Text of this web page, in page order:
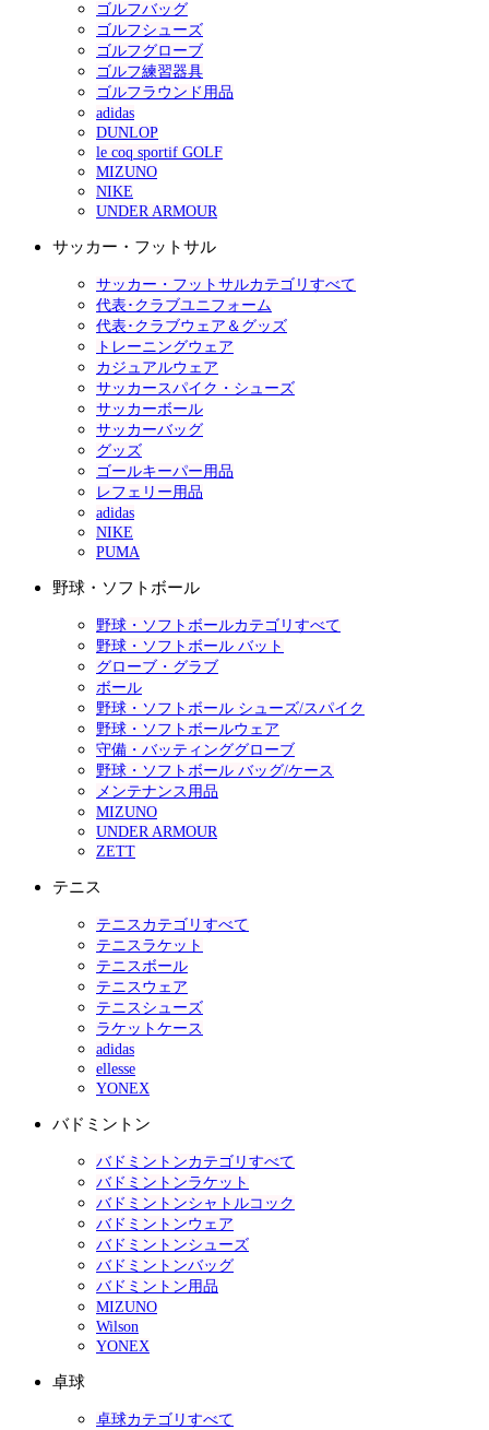
ゴルフバッグ
ゴルフシューズ
ゴルフグローブ
ゴルフ練習器具
ゴルフラウンド用品
adidas
DUNLOP
le coq sportif GOLF
MIZUNO
NIKE
UNDER ARMOUR
サッカー・フットサル
サッカー・フットサルカテゴリすべて
代表･クラブユニフォーム
代表･クラブウェア＆グッズ
トレーニングウェア
カジュアルウェア
サッカースパイク・シューズ
サッカーボール
サッカーバッグ
グッズ
ゴールキーパー用品
レフェリー用品
adidas
NIKE
PUMA
野球・ソフトボール
野球・ソフトボールカテゴリすべて
野球・ソフトボール バット
グローブ・グラブ
ボール
野球・ソフトボール シューズ/スパイク
野球・ソフトボールウェア
守備・バッティンググローブ
野球・ソフトボール バッグ/ケース
メンテナンス用品
MIZUNO
UNDER ARMOUR
ZETT
テニス
テニスカテゴリすべて
テニスラケット
テニスボール
テニスウェア
テニスシューズ
ラケットケース
adidas
ellesse
YONEX
バドミントン
バドミントンカテゴリすべて
バドミントンラケット
バドミントンシャトルコック
バドミントンウェア
バドミントンシューズ
バドミントンバッグ
バドミントン用品
MIZUNO
Wilson
YONEX
卓球
卓球カテゴリすべて